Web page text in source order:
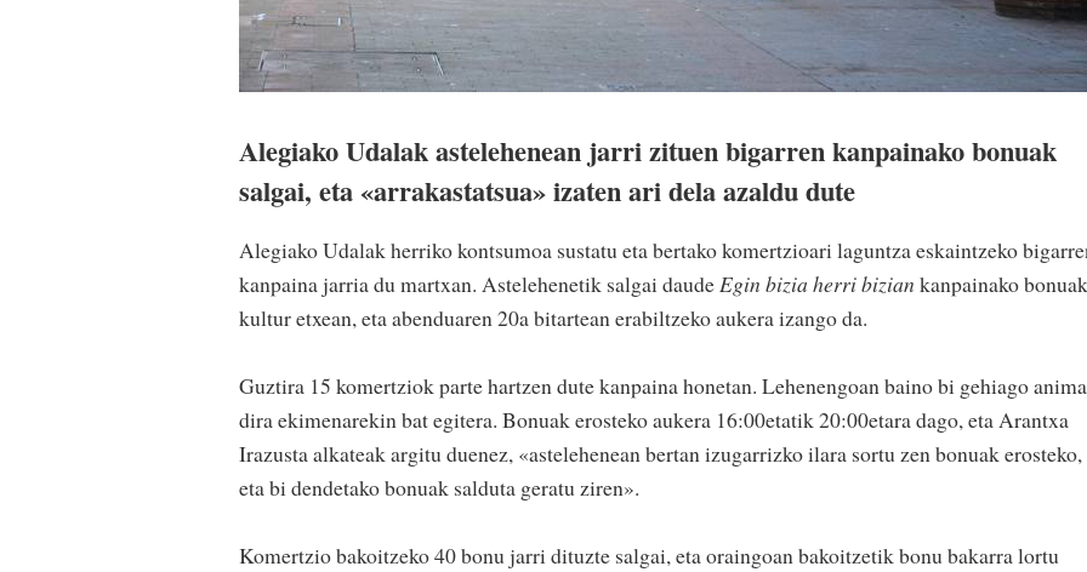
Alegiako Udalak astelehenean jarri zituen bigarren kanpainako bonuak
salgai, eta «arrakastatsua» izaten ari dela azaldu dute
Alegiako Udalak herriko kontsumoa sustatu eta bertako komertzioari laguntza eskaintzeko
kanpaina jarria du martxan. Astelehenetik salgai daudeEgin bizia herri bizian kanpainako bonuak
kultur etxean, eta abenduaren 20a bitartean erabiltzeko aukera izango da.
Guztira 15 komertziok parte hartzen dute kanpaina honetan. Lehenengoan baino bi gehiago
dira ekimenarekin bat egitera. Bonuak erosteko aukera 16:00etatik 20:00etara dago, eta Arantxa
Irazusta alkateak argitu duenez, «astelehenean bertan izugarrizko ilara sortu zen bonuak erosteko,
eta bi dendetako bonuak salduta geratu ziren».
Komertzio bakoitzeko 40 bonu jarri dituzte salgai, eta oraingoan bakoitzetik bonu bakarra lortu